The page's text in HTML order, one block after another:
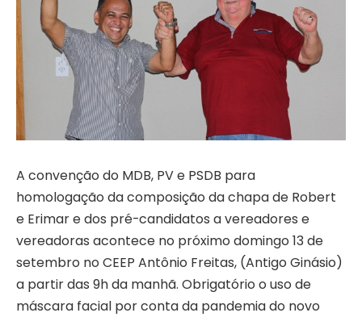
A convenção do MDB, PV e PSDB para
homologação da composição da chapa de Robert
e Erimar e dos pré-candidatos a vereadores e
vereadoras acontece no próximo domingo 13 de
setembro no CEEP Antônio Freitas, (Antigo Ginásio)
a partir das 9h da manhã. Obrigatório o uso de
máscara facial por conta da pandemia do novo